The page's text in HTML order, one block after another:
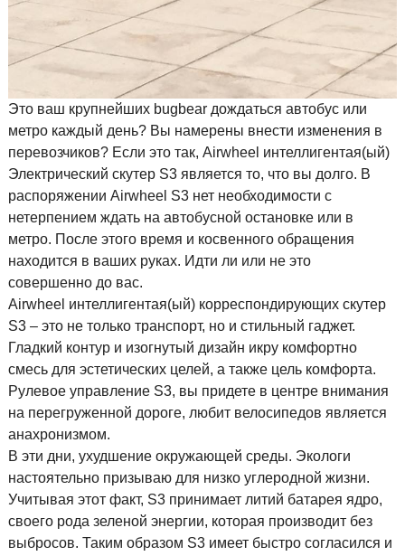
Это ваш крупнейших bugbear дождаться автобус или
метро каждый день? Вы намерены внести изменения в
перевозчиков? Если это так, Airwheel интеллигентая(ый)
Электрический скутер S3 является то, что вы долго. В
распоряжении Airwheel S3 нет необходимости с
нетерпением ждать на автобусной остановке или в
метро. После этого время и косвенного обращения
находится в ваших руках. Идти ли или не это
совершенно до вас.
Airwheel интеллигентая(ый) корреспондирующих скутер
S3 – это не только транспорт, но и стильный гаджет.
Гладкий контур и изогнутый дизайн икру комфортно
смесь для эстетических целей, а также цель комфорта.
Рулевое управление S3, вы придете в центре внимания
на перегруженной дороге, любит велосипедов является
анахронизмом.
В эти дни, ухудшение окружающей среды. Экологи
настоятельно призываю для низко углеродной жизни.
Учитывая этот факт, S3 принимает литий батарея ядро,
своего рода зеленой энергии, которая производит без
выбросов. Таким образом S3 имеет быстро согласился и